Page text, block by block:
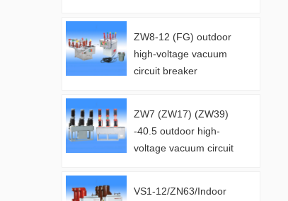
ZW8-12 (FG) outdoor
high-voltage vacuum
circuit breaker
ZW7 (ZW17) (ZW39)
-40.5 outdoor high-
voltage vacuum circuit
VS1-12/ZN63/Indoor